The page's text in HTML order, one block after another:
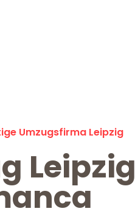
Umzugsfirma Leipzig
Leipzig